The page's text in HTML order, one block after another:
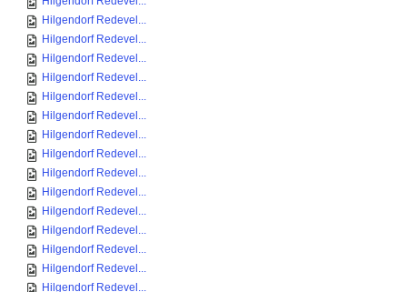
Hilgendorf Redevel...
Hilgendorf Redevel...
Hilgendorf Redevel...
Hilgendorf Redevel...
Hilgendorf Redevel...
Hilgendorf Redevel...
Hilgendorf Redevel...
Hilgendorf Redevel...
Hilgendorf Redevel...
Hilgendorf Redevel...
Hilgendorf Redevel...
Hilgendorf Redevel...
Hilgendorf Redevel...
Hilgendorf Redevel...
Hilgendorf Redevel...